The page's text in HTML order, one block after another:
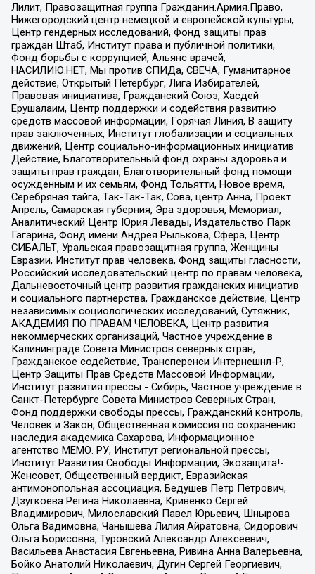
Лилит, Правозащитная группа Гражданин.Армия.Право,
Нижегородский центр немецкой и европейской культуры,
Центр гендерных исследований, Фонд защиты прав
граждан Штаб, Институт права и публичной политики,
Фонд борьбы с коррупцией, Альянс врачей,
НАСИЛИЮ.НЕТ, Мы против СПИДа, СВЕЧА, Гуманитарное
действие, Открытый Петербург, Лига Избирателей,
Правовая инициатива, Гражданский Союз, Хасдей
Ерушалаим, Центр поддержки и содействия развитию
средств массовой информации, Горячая Линия, В защиту
прав заключенных, Институт глобализации и социальных
движений, Центр социально-информационных инициатив
Действие, Благотворительный фонд охраны здоровья и
защиты прав граждан, Благотворительный фонд помощи
осужденным и их семьям, Фонд Тольятти, Новое время,
Серебряная тайга, Так-Так-Так, Сова, центр Анна, Проект
Апрель, Самарская губерния, Эра здоровья, Мемориал,
Аналитический Центр Юрия Левады, Издательство Парк
Гагарина, Фонд имени Андрея Рылькова, Сфера, Центр
СИБАЛЬТ, Уральская правозащитная группа, Женщины
Евразии, Институт прав человека, Фонд защиты гласности,
Российский исследовательский центр по правам человека,
Дальневосточный центр развития гражданских инициатив
и социального партнерства, Гражданское действие, Центр
независимых социологических исследований, Сутяжник,
АКАДЕМИЯ ПО ПРАВАМ ЧЕЛОВЕКА, Центр развития
некоммерческих организаций, Частное учреждение в
Калининграде Совета Министров северных стран,
Гражданское содействие, Трансперенси Интернешнл-Р,
Центр Защиты Прав Средств Массовой Информации,
Институт развития прессы - Сибирь, Частное учреждение в
Санкт-Петербурге Совета Министров Северных Стран,
Фонд поддержки свободы прессы, Гражданский контроль,
Человек и Закон, Общественная комиссия по сохранению
наследия академика Сахарова, Информационное
агентство МЕМО. РУ, Институт региональной прессы,
Институт Развития Свободы Информации, Экозащита!-
Женсовет, Общественный вердикт, Евразийская
антимонопольная ассоциация, Бедушев Петр Петрович,
Дзугкоева Регина Николаевна, Кривенко Сергей
Владимирович, Милославский Павел Юрьевич, Шнырова
Ольга Вадимовна, Чанышева Лилия Айратовна, Сидорович
Ольга Борисовна, Туровский Александр Алексеевич,
Васильева Анастасия Евгеньевна, Ривина Анна Валерьевна,
Бойко Анатолий Николаевич, Дугин Сергей Георгиевич,